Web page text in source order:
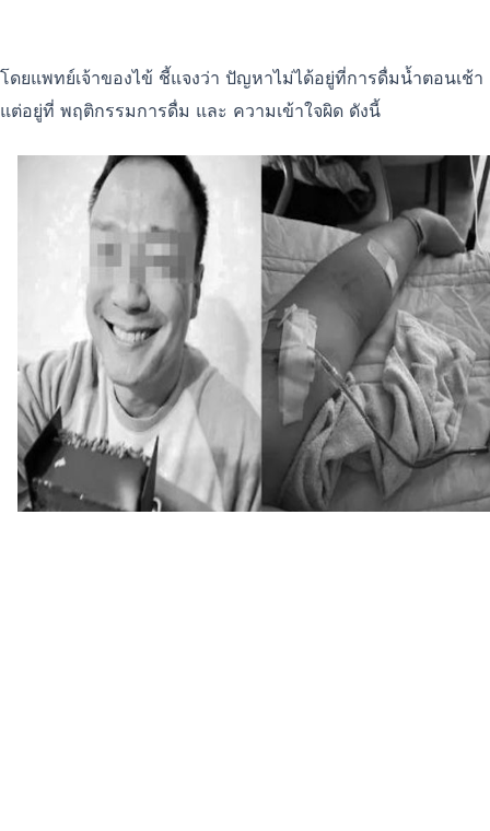
โดยแพทย์เจ้าของไข้ ชี้แจงว่า ปัญหาไม่ได้อยู่ที่การดื่มน้ำตอนเช้า
แต่อยู่ที่ พฤติกรรมการดื่ม และ ความเข้าใจผิด ดังนี้